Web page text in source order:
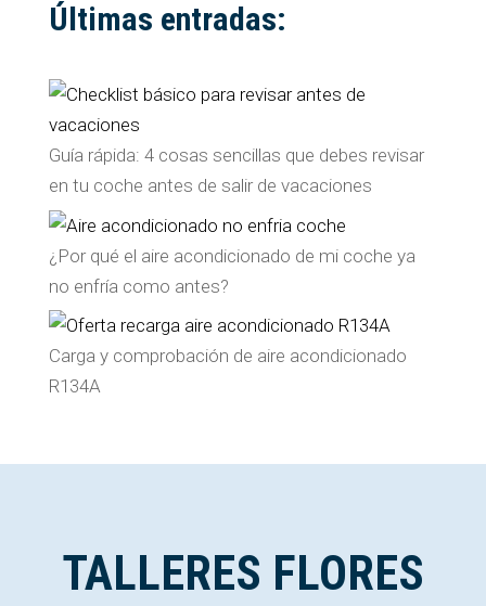
Últimas entradas:
Guía rápida: 4 cosas sencillas que debes revisar
en tu coche antes de salir de vacaciones
¿Por qué el aire acondicionado de mi coche ya
no enfría como antes?
Carga y comprobación de aire acondicionado
R134A
TALLERES FLORES